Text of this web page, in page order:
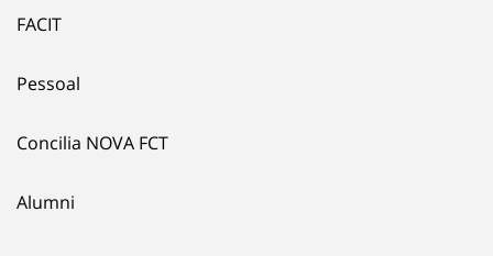
FACIT
Pessoal
Concilia NOVA FCT
Alumni